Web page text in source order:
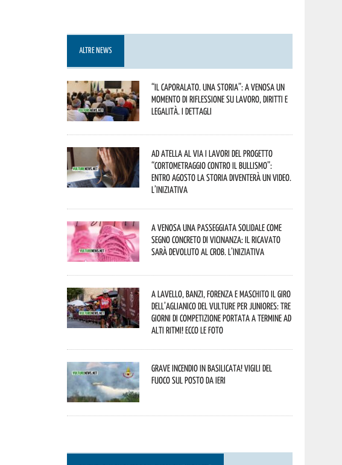
ALTRE NEWS
“Il caporalato. Una storia”: a Venosa un
momento di riflessione su lavoro, diritti e
legalità. I dettagli
Ad Atella al via i lavori del progetto
“Cortometraggio contro il bullismo”:
entro agosto la storia diventerà un video.
L’iniziativa
A Venosa una passeggiata solidale come
segno concreto di vicinanza: il ricavato
sarà devoluto al CROB. L’iniziativa
A Lavello, Banzi, Forenza e Maschito il Giro
dell’Aglianico del Vulture per juniores: tre
giorni di competizione portata a termine ad
alti ritmi! Ecco le foto
Grave incendio in Basilicata! Vigili del
fuoco sul posto da ieri